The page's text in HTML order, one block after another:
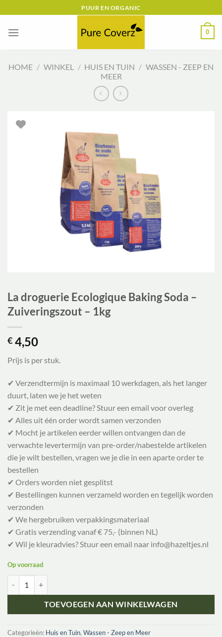
naar
inhoud
PUUR EN ORGANIC
0
HOME / WINKEL / HUIS EN TUIN / WASSEN - ZEEP EN
MEER
La droguerie Ecologique Baking Soda –
Zuiveringszout – 1kg
€ 4,50
Prijs is per stuk.
✔ Verzendtermijn is maximaal 10 werkdagen, als het langer
duurt, laten we je het weten
✔ Zit je met een deadline? Stuur een email voor overleg
✔ Alles uit één order wordt samen verzonden
✔ Mocht je artikelen eerder willen ontvangen dan de
verwachte levertermijn van pre-order/nabestelde artikelen
die je wilt bestellen, vragen we je die in een aparte order te
bestellen
✔ Orders worden niet gesplitst
✔ Bestellingen kunnen verzameld worden en tegelijk worden
verzonden
✔ We hergebruiken verpakkingsmateriaal
✔ Gratis verzending vanaf € 75,- (binnen NL)
✔ Wil je kleuradvies? Stuur een email naar info@hazeltjes.nl
Op voorraad
TOEVOEGEN AAN WINKELWAGEN
Categorieën: Huis en Tuin, Wassen - Zeep en Meer